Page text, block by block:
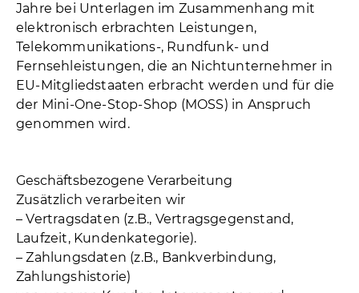
Jahre bei Unterlagen im Zusammenhang mit
elektronisch erbrachten Leistungen,
Telekommunikations-, Rundfunk- und
Fernsehleistungen, die an Nichtunternehmer in
EU-Mitgliedstaaten erbracht werden und für die
der Mini-One-Stop-Shop (MOSS) in Anspruch
genommen wird.
Geschäftsbezogene Verarbeitung
Zusätzlich verarbeiten wir
– Vertragsdaten (z.B., Vertragsgegenstand,
Laufzeit, Kundenkategorie).
– Zahlungsdaten (z.B., Bankverbindung,
Zahlungshistorie)